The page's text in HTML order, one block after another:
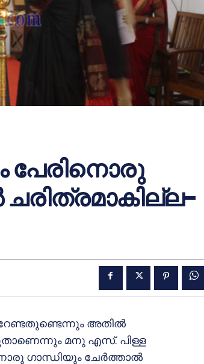
പേരിനൊരു
അതില്‍
മനു എസ്. പിള്ള
ഗാന്ധിയും ചേര്‍ത്താല്‍